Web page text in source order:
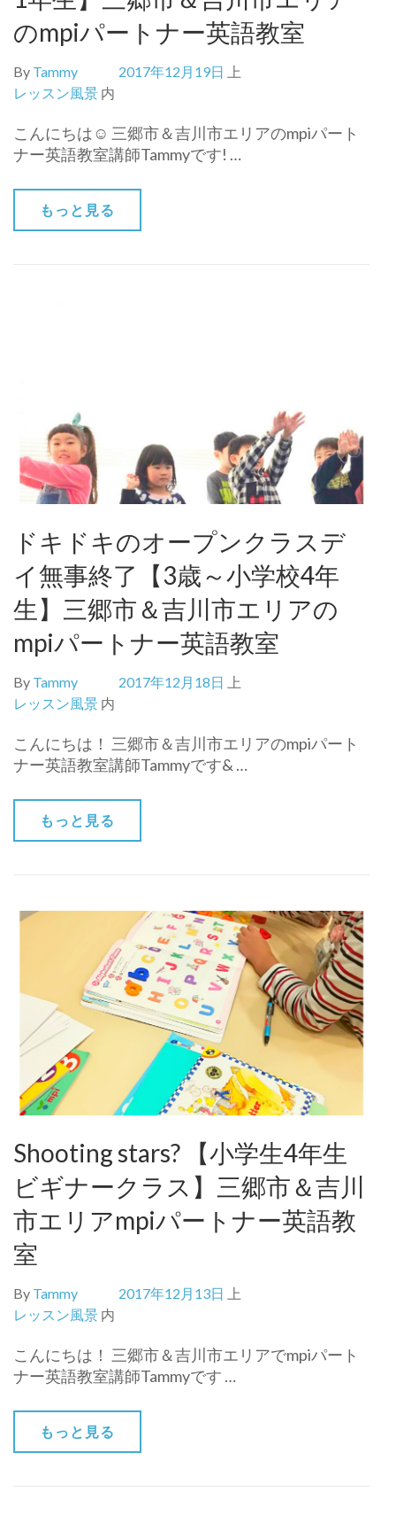
のmpiパートナー英語教室
By Tammy 2017年12月19日
上
レッスン風景 内
こんにちは☺ 三郷市＆吉川市エリアのmpiパート
ナー英語教室講師Tammyです! …
もっと見る
ドキドキのオープンクラスデ
イ無事終了【3歳～小学校4年
生】三郷市＆吉川市エリアの
mpiパートナー英語教室
By Tammy 2017年12月18日
上
レッスン風景 内
こんにちは！ 三郷市＆吉川市エリアのmpiパート
ナー英語教室講師Tammyです& …
もっと見る
Shooting stars? 【小学生4年生
ビギナークラス】三郷市＆吉川
市エリアmpiパートナー英語教
室
By Tammy 2017年12月13日
上
レッスン風景 内
こんにちは！ 三郷市＆吉川市エリアでmpiパート
ナー英語教室講師Tammyです …
もっと見る